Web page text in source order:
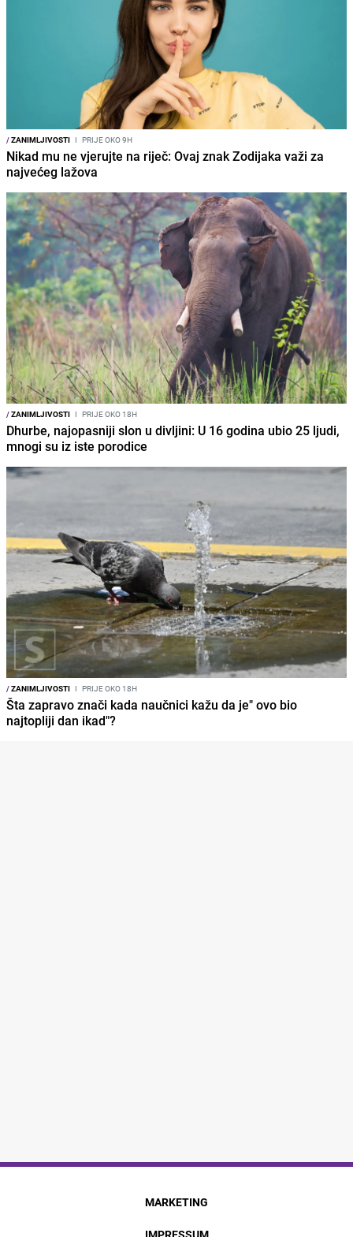
/ZANIMLJIVOSTI I PRIJE OKO 9H
Nikad mu ne vjerujte na riječ: Ovaj znak Zodijaka važi za
najvećeg lažova
/ZANIMLJIVOSTI I PRIJE OKO 18H
Dhurbe, najopasniji slon u divljini: U 16 godina ubio 25 ljudi,
mnogi su iz iste porodice
/ZANIMLJIVOSTI I PRIJE OKO 18H
Šta zapravo znači kada naučnici kažu da je" ovo bio
najtopliji dan ikad"?
MARKETING
IMPRESSUM